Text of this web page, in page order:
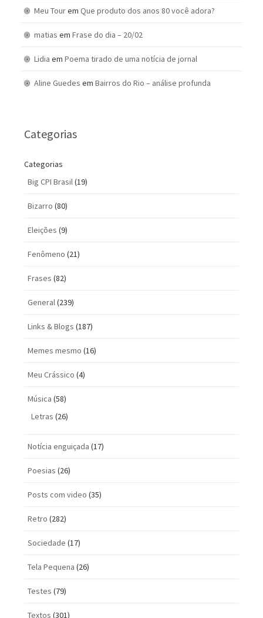
Meu Tourem Que produto dos anos 80 você adora?
matias em Frase do dia – 20/02
Lidia em Poema tirado de uma notícia de jornal
Aline Guedes em Bairros do Rio – análise profunda
Categorias
Categorias
Big CPI Brasil(19)
Bizarro (80)
Eleições (9)
Fenômeno (21)
Frases (82)
General(239)
Links & Blogs (187)
Memes mesmo (16)
Meu Crássico (4)
Música (58)
Letras (26)
Notícia enguiçada (17)
Poesias (26)
Posts com vi­deo (35)
Retro (282)
Sociedade (17)
Tela Pequena (26)
Testes (79)
Textos (301)